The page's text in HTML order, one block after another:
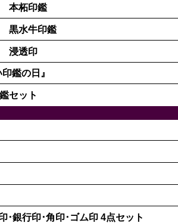
本柘印鑑
黒水牛印鑑
浸透印
鑑の日』
セット
･銀行印･角印･ゴム印 4点セット